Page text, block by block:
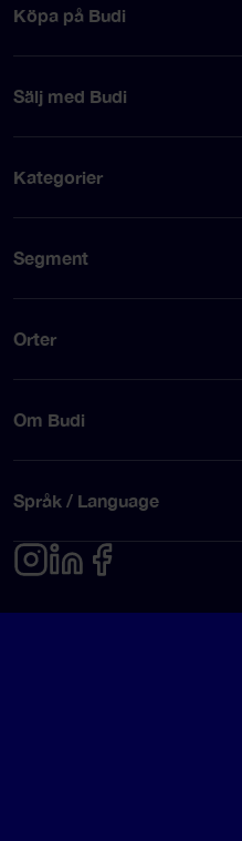
Köpa på Budi
Sälj med Budi
Kategorier
Segment
Orter
Om Budi
Språk / Language